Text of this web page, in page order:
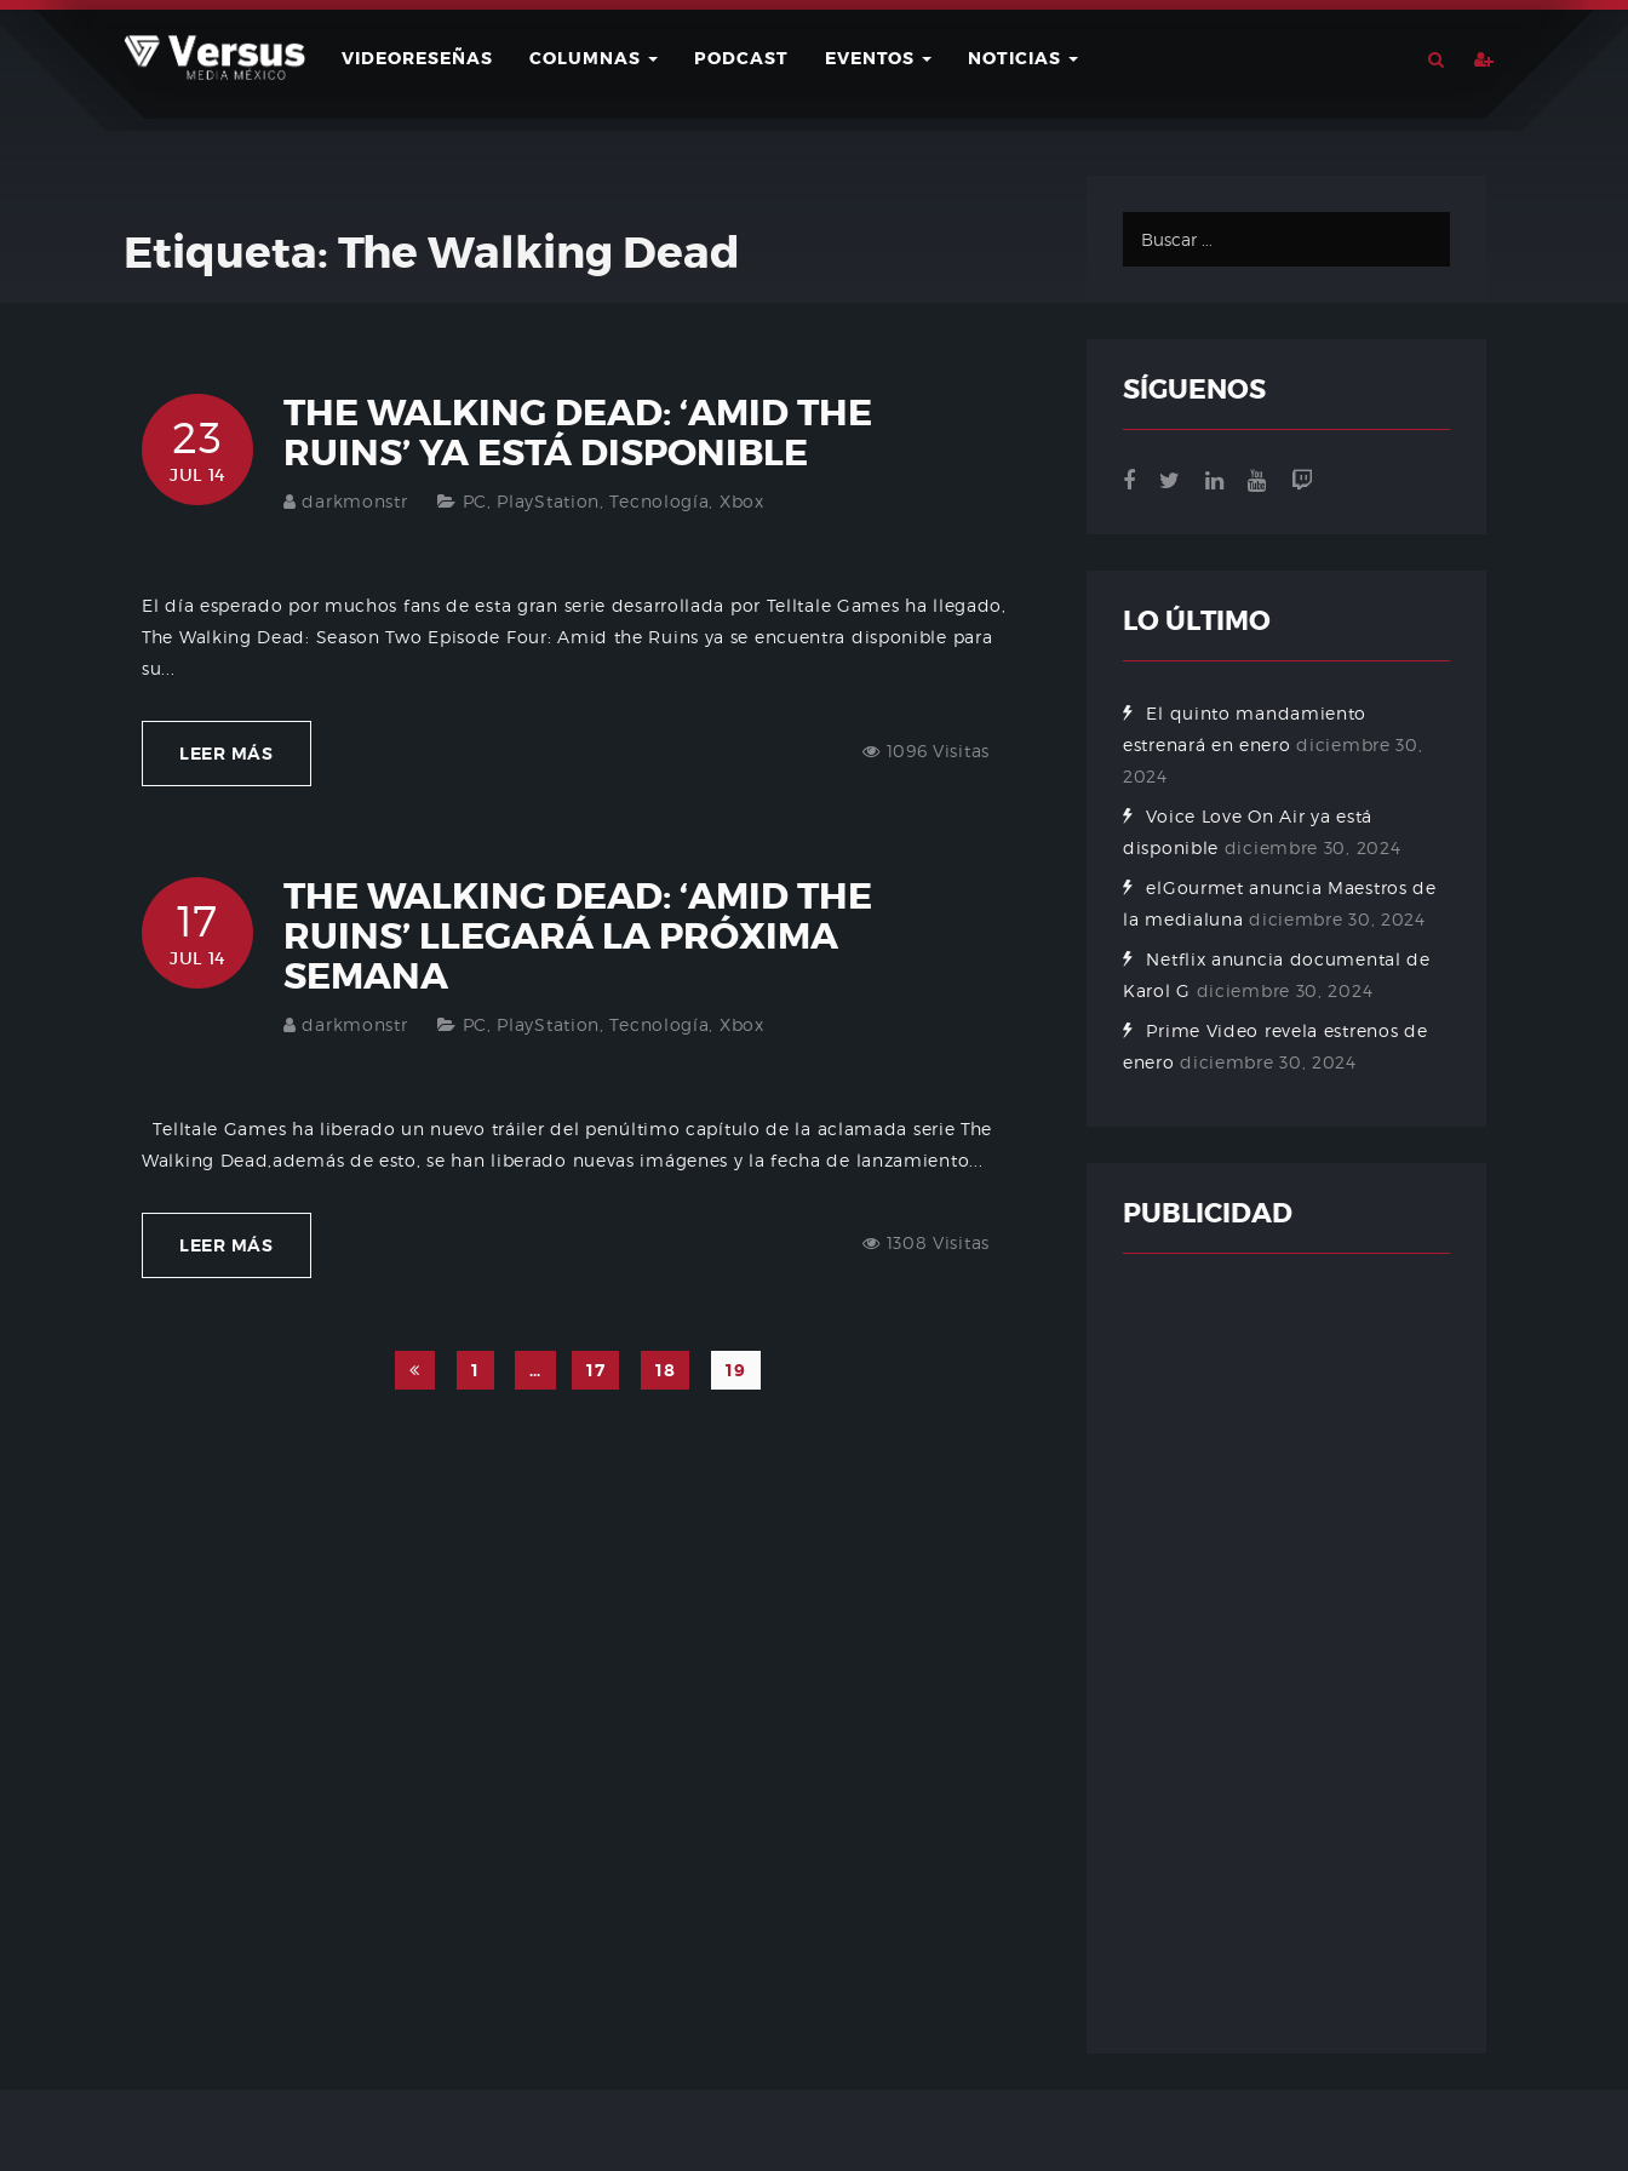
Skip
VIDEORESEÑAS COLUMNAS PODCAST EVENTOS NOTICIAS
Etiqueta:The Walking Dead
23
JUL 14
THE WALKING DEAD: ‘AMID THE
RUINS’ YA ESTÁ DISPONIBLE
darkmonstr PC PlayStation ,Tecnología Xbox
El día esperado por muchos fans de esta gran serie desarrollada por Telltale Games ha llegado,
The Walking Dead: Season Two Episode Four: Amid the Ruins ya se encuentra disponible para
su...
LEER MÁS 1096 Visitas
17
JUL 14
THE WALKING DEAD: ‘AMID THE
RUINS’ LLEGARÁ LA PRÓXIMA
SEMANA
darkmonstr PC PlayStation ,Tecnología Xbox
Telltale Games ha liberado un nuevo tráiler del penúltimo capítulo de la aclamada serie The
Walking Dead,además de esto, se han liberado nuevas imágenes y la fecha de lanzamiento...
LEER MÁS 1308 Visitas
1 … 17 18 19
SÍGUENOS
LO ÚLTIMO
El quinto mandamiento
estrenará en enero diciembre 30,
2024
Voice Love On Air ya está
disponible diciembre 30, 2024
elGourmet anuncia Maestros de
la medialuna diciembre 30, 2024
Netflix anuncia documental de
Karol G diciembre 30, 2024
Prime Video revela estrenos de
enero diciembre 30, 2024
PUBLICIDAD